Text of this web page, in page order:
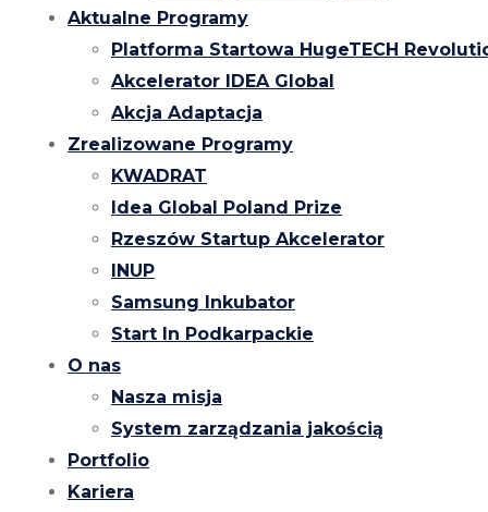
Aktualne Programy
Platforma Startowa HugeTECH
Akcelerator IDEA Global
Akcja Adaptacja
Zrealizowane Programy
KWADRAT
Idea Global Poland Prize
Rzeszów Startup Akcelerator
INUP
Samsung Inkubator
Start In Podkarpackie
O nas
Nasza misja
System zarządzania jakością
Portfolio
Kariera